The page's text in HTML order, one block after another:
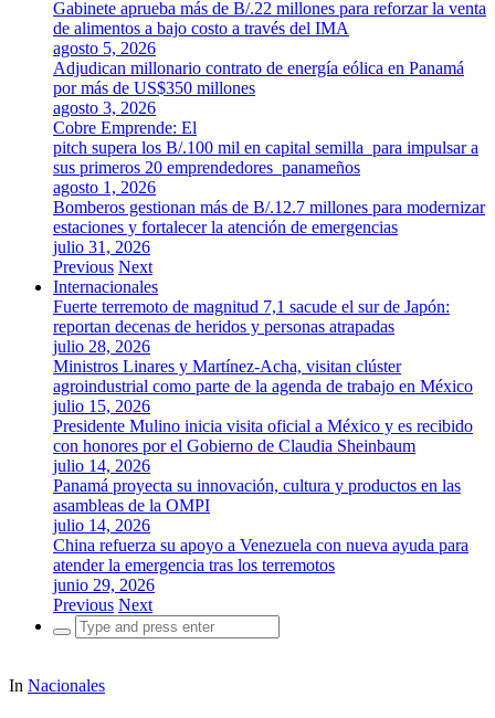
Gabinete aprueba más de B/.22 millones para reforzar la venta
de alimentos a bajo costo a través del IMA
agosto 5, 2026
Adjudican millonario contrato de energía eólica en Panamá
por más de US$350 millones
agosto 3, 2026
Cobre Emprende: El
pitch supera los B/.100 mil en capital semilla para impulsar a
sus primeros 20 emprendedores panameños
agosto 1, 2026
Bomberos gestionan más de B/.12.7 millones para modernizar
estaciones y fortalecer la atención de emergencias
julio 31, 2026
Previous Next
Internacionales
Fuerte terremoto de magnitud 7,1 sacude el sur de Japón:
reportan decenas de heridos y personas atrapadas
julio 28, 2026
Ministros Linares y Martínez-Acha, visitan clúster
agroindustrial como parte de la agenda de trabajo en México
julio 15, 2026
Presidente Mulino inicia visita oficial a México y es recibido
con honores por el Gobierno de Claudia Sheinbaum
julio 14, 2026
Panamá proyecta su innovación, cultura y productos en las
asambleas de la OMPI
julio 14, 2026
China refuerza su apoyo a Venezuela con nueva ayuda para
atender la emergencia tras los terremotos
junio 29, 2026
Previous Next
Search
for:
In Nacionales